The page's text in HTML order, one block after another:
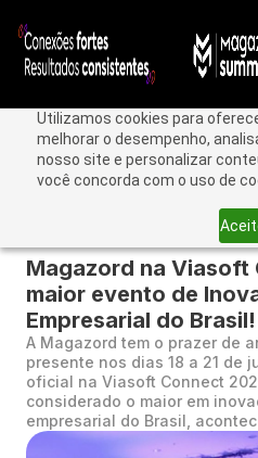
Utilizamos cookies para
melhorar o desempenho,
nosso site e personalizar
você concorda com o uso de
Magazord na Viasoft
maior evento de
Empresarial do Brasil!
A Magazord tem o prazer de
presente nos dias 18 a 21 de
oficial na Viasoft Connect
considerado o maior em
empresarial do Brasil,